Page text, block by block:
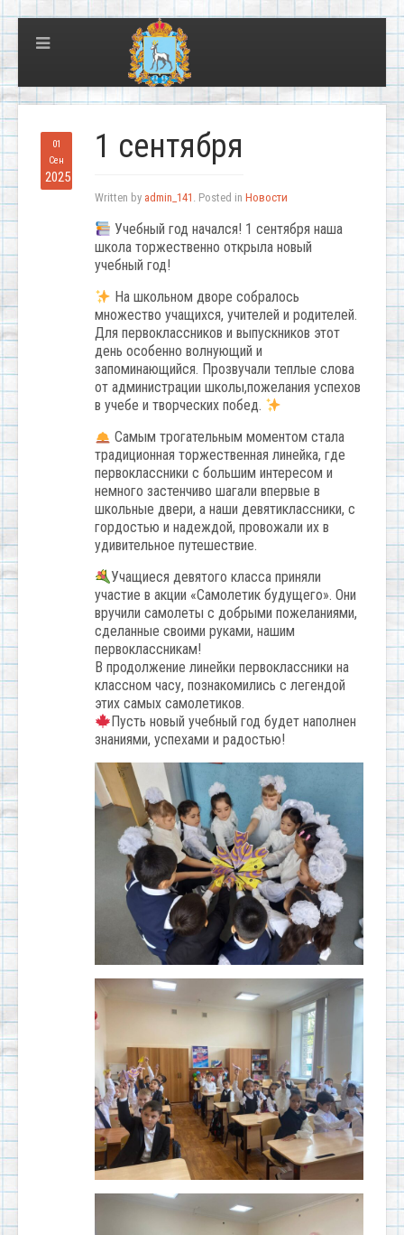
01
Сен
2025
1 сентября
Written by admin_141 . Posted in Новости
Учебный год начался! 1 сентября наша
школа торжественно открыла новый
учебный год!
На школьном дворе собралось
множество учащихся, учителей и родителей.
Для первоклассников и выпускников этот
день особенно волнующий и
запоминающийся. Прозвучали теплые слова
от администрации школы,пожелания успехов
в учебе и творческих побед.
Самым трогательным моментом стала
традиционная торжественная линейка, где
первоклассники с большим интересом и
немного застенчиво шагали впервые в
школьные двери, а наши девятиклассники, с
гордостью и надеждой, провожали их в
удивительное путешествие.
Учащиеся девятого класса приняли
участие в акции «Самолетик будущего». Они
вручили самолеты с добрыми пожеланиями,
сделанные своими руками, нашим
первоклассникам!
В продолжение линейки первоклассники на
классном часу, познакомились с легендой
этих самых самолетиков.
Пусть новый учебный год будет наполнен
знаниями, успехами и радостью!